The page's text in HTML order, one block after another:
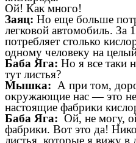
Ой! Как много!
Заяц: Но еще больше
легковой автомобиль. За
потребляет столько
одному человеку на
Баба Яга: Но я все таки
тут листья?
Мышка: А при том,
окружающие нас—это
настоящие фабрики
Баба Яга: Ой, не могу,
фабрики. Вот это да!